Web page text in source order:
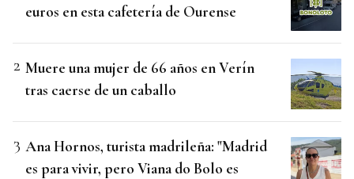
euros en esta cafetería de Ourense
Muere una mujer de 66 años en Verín
tras caerse de un caballo
Ana Hornos, turista madrileña: "Madrid
es para vivir, pero Viana do Bolo es